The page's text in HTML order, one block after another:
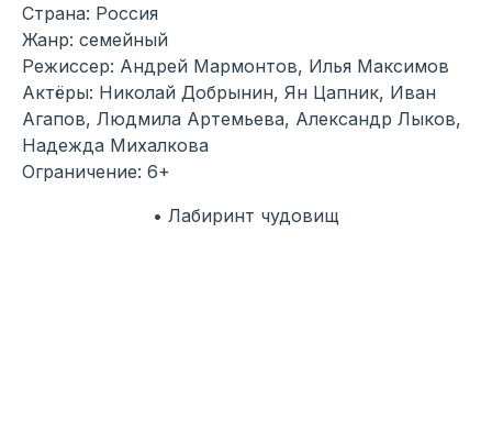
Страна: Россия
Жанр: семейный
Режиссер: Андрей Мармонтов, Илья Максимов
Актёры: Николай Добрынин, Ян Цапник, Иван
Агапов, Людмила Артемьева, Александр Лыков,
Надежда Михалкова
Ограничение: 6+
• Лабиринт чудовищ